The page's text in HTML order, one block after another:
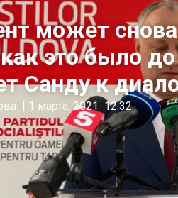
может
это было
Санду к
| 1 марта, 2021 12:32